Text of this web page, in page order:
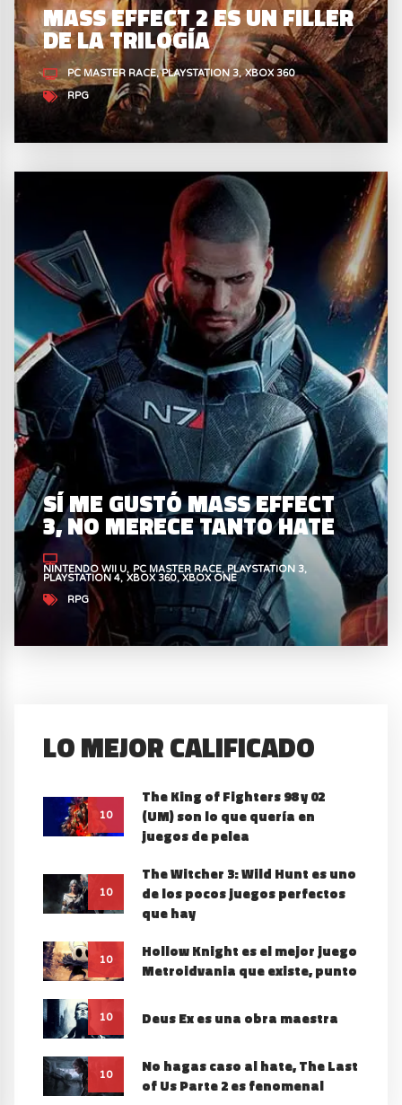
MASS EFFECT 2 ES UN FILLER
DE LA TRILOGÍA
PC MASTER RACE PLAYSTATION 3 XBOX 360
RPG
SÍ ME GUSTÓ MASS EFFECT
3, NO MERECE TANTO HATE
NINTENDO WII U PC MASTER RACE PLAYSTATION 3
PLAYSTATION 4 XBOX 360 XBOX ONE
RPG
LO MEJOR CALIFICADO
10
The King of Fighters 98 y 02
(UM) son lo que quería en
juegos de pelea
10
The Witcher 3: Wild Hunt es uno
de los pocos juegos perfectos
que hay
10
Hollow Knight es el mejor juego
Metroidvania que existe, punto
10 Deus Ex es una obra maestra
10
No hagas caso al hate, The Last
of Us Parte 2 es fenomenal